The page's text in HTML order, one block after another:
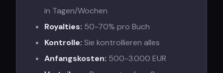
in Tagen/Wochen
Royalties: 50-70% pro Buch
Kontrolle: Sie kontrollieren alles
Anfangskosten: 500-3.000 EUR